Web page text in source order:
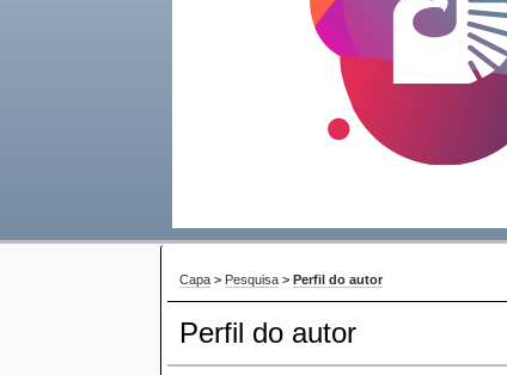
Capa > Pesquisa >Perfil do autor
Perfil do autor